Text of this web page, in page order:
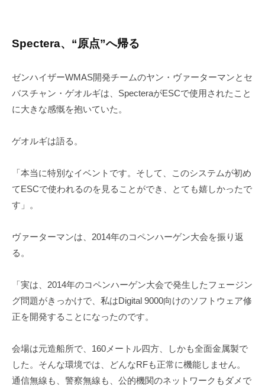
Spectera、“原点”へ帰る
ゼンハイザーWMAS開発チームのヤン・ヴァーターマンとセ
バスチャン・ゲオルギは、SpecteraがESCで使用されたこと
に大きな感慨を抱いていた。
ゲオルギは語る。
「本当に特別なイベントです。そして、このシステムが初め
てESCで使われるのを見ることができ、とても嬉しかったで
す」。
ヴァーターマンは、2014年のコペンハーゲン大会を振り返
る。
「実は、2014年のコペンハーゲン大会で発生したフェージン
グ問題がきっかけで、私はDigital 9000向けのソフトウェア修
正を開発することになったのです。
会場は元造船所で、160メートル四方、しかも全面金属製で
した。そんな環境では、どんなRFも正常に機能しません。
通信無線も、警察無線も、公的機関のネットワークもダメで